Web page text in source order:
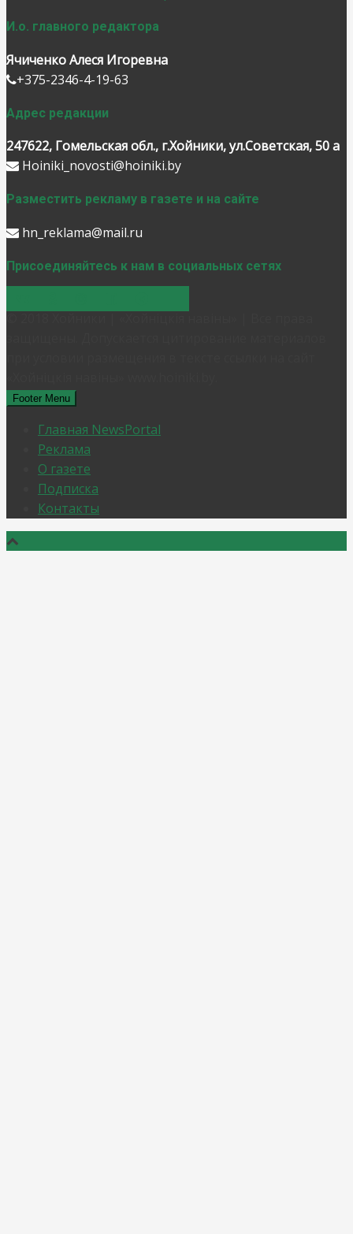
И.о. главного редактора
Ячиченко Алеся Игоревна
+375-2346-4-19-63
Адрес редакции
247622, Гомельская обл., г.Хойники, ул.Советская, 50 а
Hoiniki_novosti@hoiniki.by
Разместить рекламу в газете и на сайте
hn_reklama@mail.ru
Присоединяйтесь к нам в социальных сетях
Footer Menu
Главная NewsPortal
Реклама
О газете
Подписка
Контакты